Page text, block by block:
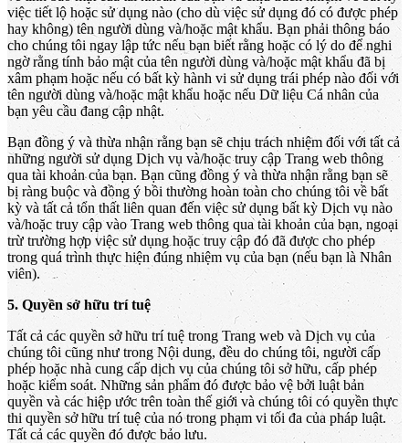
việc tiết lộ hoặc sử dụng nào (cho dù việc sử dụng đó có được phép
hay không) tên người dùng và/hoặc mật khẩu. Bạn phải thông báo
cho chúng tôi ngay lập tức nếu bạn biết rằng hoặc có lý do để nghi
ngờ rằng tính bảo mật của tên người dùng và/hoặc mật khẩu đã bị
xâm phạm hoặc nếu có bất kỳ hành vi sử dụng trái phép nào đối với
tên người dùng và/hoặc mật khẩu hoặc nếu Dữ liệu Cá nhân của
bạn yêu cầu đang cập nhật.
Bạn đồng ý và thừa nhận rằng bạn sẽ chịu trách nhiệm đối với tất cả
những người sử dụng Dịch vụ và/hoặc truy cập Trang web thông
qua tài khoản của bạn. Bạn cũng đồng ý và thừa nhận rằng bạn sẽ
bị ràng buộc và đồng ý bồi thường hoàn toàn cho chúng tôi về bất
kỳ và tất cả tổn thất liên quan đến việc sử dụng bất kỳ Dịch vụ nào
và/hoặc truy cập vào Trang web thông qua tài khoản của bạn, ngoại
trừ trường hợp việc sử dụng hoặc truy cập đó đã được cho phép
trong quá trình thực hiện đúng nhiệm vụ của bạn (nếu bạn là Nhân
viên).
5. Quyền sở hữu trí tuệ
Tất cả các quyền sở hữu trí tuệ trong Trang web và Dịch vụ của
chúng tôi cũng như trong Nội dung, đều do chúng tôi, người cấp
phép hoặc nhà cung cấp dịch vụ của chúng tôi sở hữu, cấp phép
hoặc kiểm soát. Những sản phẩm đó được bảo vệ bởi luật bản
quyền và các hiệp ước trên toàn thế giới và chúng tôi có quyền thực
thi quyền sở hữu trí tuệ của nó trong phạm vi tối đa của pháp luật.
Tất cả các quyền đó được bảo lưu.